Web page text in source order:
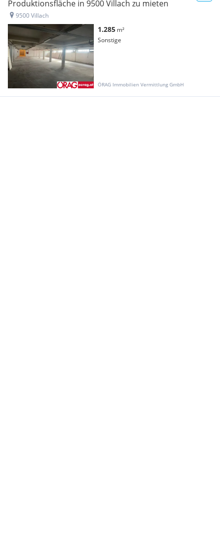
Produktionsfläche in 9500 Villach zu mieten
9500 Villach
1.285 m²
Sonstige
ÖRAG Immobilien Vermittlung GmbH